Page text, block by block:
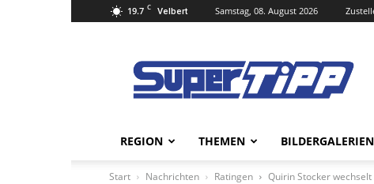
19.7 C Velbert Samstag, 08. August 2026
Tipp
Online
REGION THEMEN BILDERGALERIEN
Start Nachrichten Ratingen Quirin Stocker